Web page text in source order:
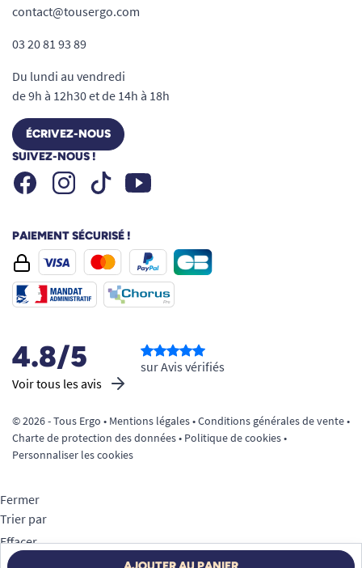
Retrouvez tous nos tricycles.
contact@tousergo.com
03 20 81 93 89
Du lundi au vendredi
de 9h à 12h30 et de 14h à 18h
ÉCRIVEZ-NOUS
SUIVEZ-NOUS !
FacebookInstagramTiktok Youtube
PAIEMENT SÉCURISÉ !
4.8/5
Voir tous les avis
sur Avis vérifiés
© 2026 - Tous Ergo • Mentions légales•Conditions générales de vente•
Charte de protection des données• Politique de cookies•
Personnaliser les cookies
Fermer
Trier par
Effacer
Appliquer